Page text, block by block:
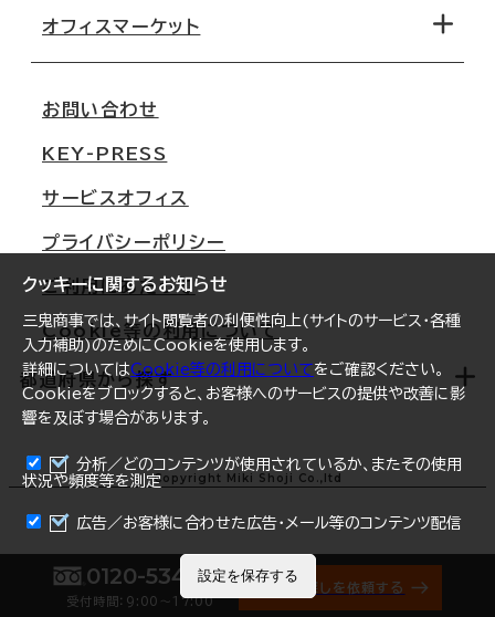
まとめて資料請求
0120-534-011
受付時間：9:00〜17:00
オフィス探しを依頼する
クッキーに関するお知らせ
三鬼商事では、サイト閲覧者の利便性向上(サイトのサービス・各種
入力補助)のためにCookieを使用します。
詳細についてはCookie等の利用についてをご確認ください。
Cookieをブロックすると、お客様へのサービスの提供や改善に影
響を及ぼす場合があります。
分析／どのコンテンツが使用されているか、またその使用
状況や頻度等を測定
広告／お客様に合わせた広告・メール等のコンテンツ配信
設定を保存する
移転コストシミュレーション
移転スケジュール
オフィス移転Q&A
オフィスマーケット
大阪
名古屋
札幌
仙台
横浜
福岡
オフィスリポート
ログイン
お問い合わせ
KEY-PRESS
サービスオフィス
プライバシーポリシー
ご利用にあたって
Cookie等の利用について
都道府県から探す
北海道
青森県
宮城県
Copyright Miki Shoji Co.,ltd